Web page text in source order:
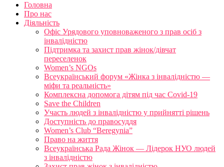
Головна
Про нас
Діяльність
Офіс Урядового уповноваженого з прав осіб з
інвалідністю
Підтримка та захист прав жінок/дівчат
переселенок
Women’s NGOs
Всеукраїнський форум «Жінка з інвалідністю —
міфи та реальність»
Комплексна допомога дітям під час Covid-19
Save the Children
Участь людей з інвалідністю у прийнятті рішень
Доступність до правосуддя
Women’s Club “Beregynia”
Право на життя
Всеукраїнська Рада Жінок — Лідерок НУО людей
з інвалідністю